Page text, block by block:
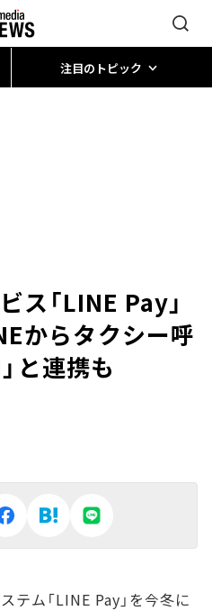
注目のトピック
ス「LINE Pay」
からタクシー呼
と連携も
テム「LINE Pay」を今冬に